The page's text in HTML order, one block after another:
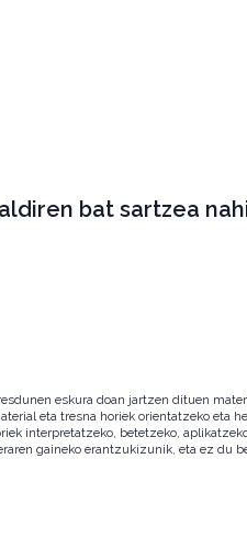
bat sartzea
eskura doan jartzen dituen
eta tresna horiek orientatzeko
interpretatzeko, betetzeko,
gaineko erantzukizunik, eta ez du